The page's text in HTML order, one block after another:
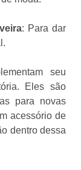
: Para dar
seu
Eles são
para novas
acessório de
dentro dessa